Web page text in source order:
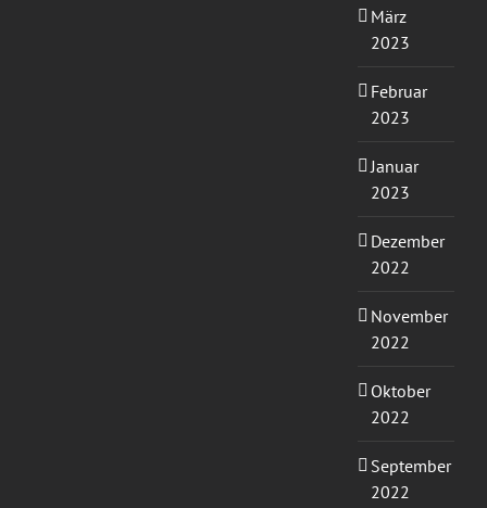
März
2023
Februar
2023
Januar
2023
Dezember
2022
November
2022
Oktober
2022
September
2022